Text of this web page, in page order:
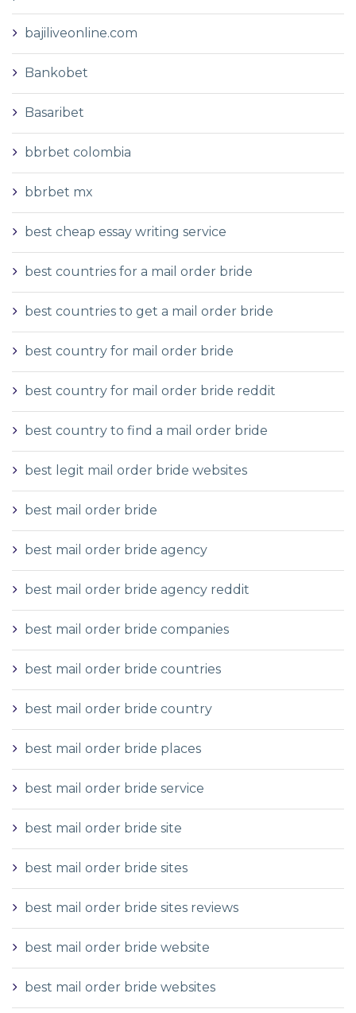
bajiliveonline.com
Bankobet
Basaribet
bbrbet colombia
bbrbet mx
best cheap essay writing service
best countries for a mail order bride
best countries to get a mail order bride
best country for mail order bride
best country for mail order bride reddit
best country to find a mail order bride
best legit mail order bride websites
best mail order bride
best mail order bride agency
best mail order bride agency reddit
best mail order bride companies
best mail order bride countries
best mail order bride country
best mail order bride places
best mail order bride service
best mail order bride site
best mail order bride sites
best mail order bride sites reviews
best mail order bride website
best mail order bride websites